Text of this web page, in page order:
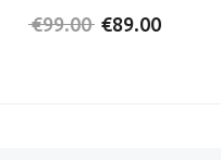
€99.00 Original
€89.00